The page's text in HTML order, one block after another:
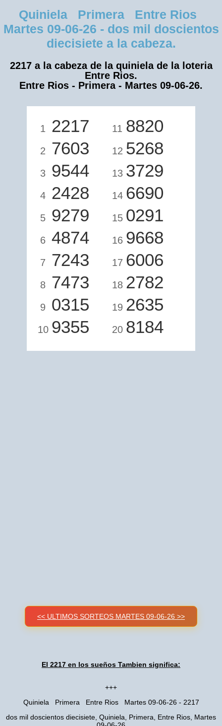
Quiniela Primera Entre Rios
Martes 09-06-26 - dos mil doscientos
diecisiete a la cabeza.
2217 a la cabeza de la quiniela de la loteria
Entre Rios.
Entre Rios - Primera - Martes 09-06-26.
1 2217
2 7603
3 9544
4 2428
5 9279
6 4874
7 7243
8 7473
9 0315
10 9355
11 8820
12 5268
13 3729
14 6690
15 0291
16 9668
17 6006
18 2782
19 2635
20 8184
<< ULTIMOS SORTEOS MARTES 09-06-26 >>
El 2217 en los sueños Tambien significa:
+++
Quiniela Primera Entre Rios Martes 09-06-26 - 2217
dos mil doscientos diecisiete, Quiniela, Primera, Entre Rios, Martes